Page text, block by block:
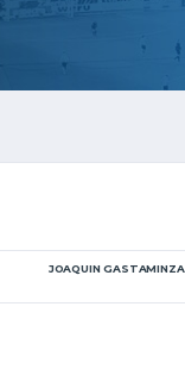
JOAQUIN GASTAMINZA